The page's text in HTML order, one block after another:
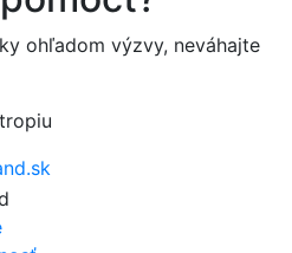
ohľadom výzvy, neváhajte